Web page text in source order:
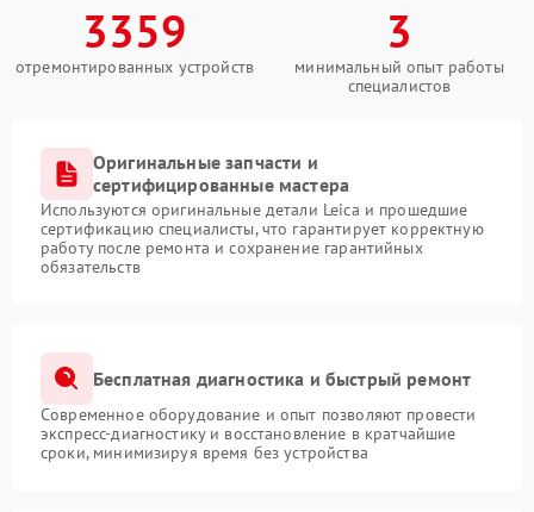
3359
отремонтированных устройств
3
минимальный опыт работы
специалистов
Оригинальные запчасти и
сертифицированные мастера
Используются оригинальные детали Leica и прошедшие
сертификацию специалисты, что гарантирует корректную
работу после ремонта и сохранение гарантийных
обязательств
Бесплатная диагностика и быстрый ремонт
Современное оборудование и опыт позволяют провести
экспресс-диагностику и восстановление в кратчайшие
сроки, минимизируя время без устройства